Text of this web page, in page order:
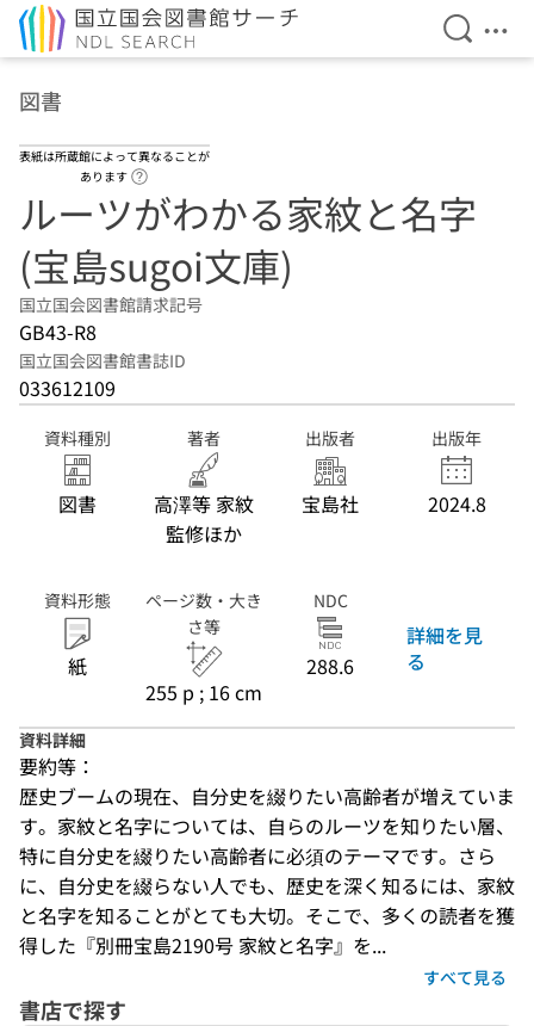
検索を
メ
図書
表紙は所蔵館によって異なることが
あります
ルーツがわかる家紋と名字
(宝島sugoi文庫)
国立国会図書館請求記号
GB43-R8
国立国会図書館書誌ID
033612109
資料種別
図書
著者
高澤等 家紋
監修ほか
出版者
宝島社
出版年
2024.8
資料形態
紙
ページ数・大き
さ等
255 p ; 16 cm
NDC
288.6
詳細を見
る
資料詳細
要約等：
歴史ブームの現在、自分史を綴りたい高齢者が増えていま
す。家紋と名字については、自らのルーツを知りたい層、
特に自分史を綴りたい高齢者に必須のテーマです。さら
に、自分史を綴らない人でも、歴史を深く知るには、家紋
と名字を知ることがとても大切。そこで、多くの読者を獲
得した『別冊宝島2190号 家紋と名字』を...
すべて見る
書店で探す